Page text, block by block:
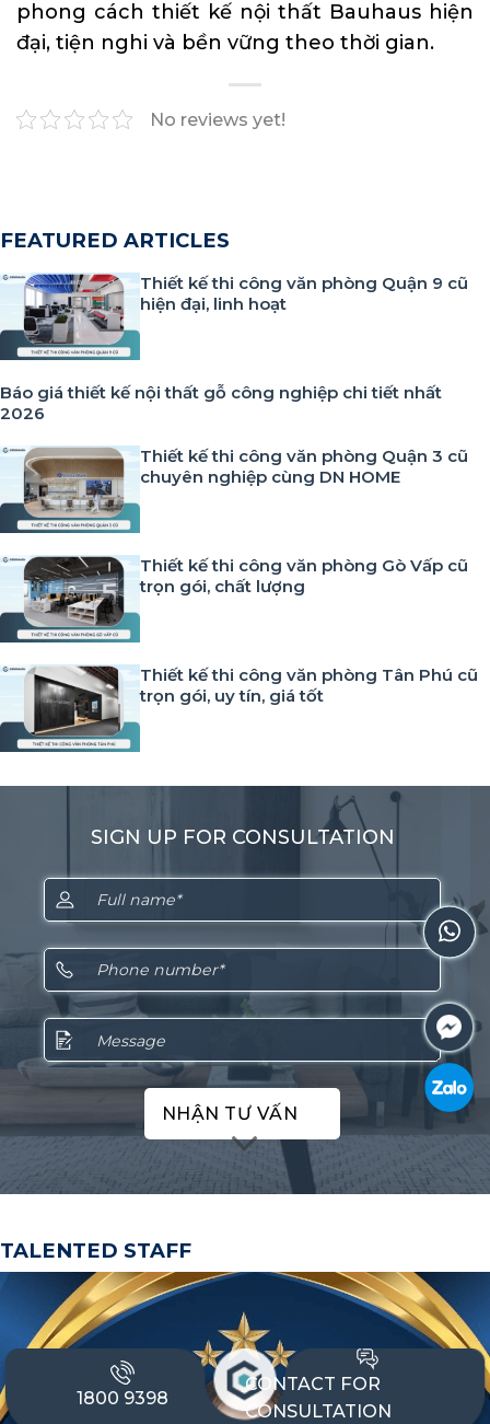
phong cách thiết kế nội thất Bauhaus hiện
đại, tiện nghi và bền vững theo thời gian.
No reviews yet!
FEATURED ARTICLES
Thiết kế thi công văn phòng Quận 9 cũ
hiện đại, linh hoạt
Báo giá thiết kế nội thất gỗ công nghiệp chi tiết nhất
2026
Thiết kế thi công văn phòng Quận 3 cũ
chuyên nghiệp cùng DN HOME
Thiết kế thi công văn phòng Gò Vấp cũ
trọn gói, chất lượng
Thiết kế thi công văn phòng Tân Phú cũ
trọn gói, uy tín, giá tốt
SIGN UP FOR CONSULTATION
NHẬN TƯ VẤN
TALENTED STAFF
1800 9398
CONTACT FOR
CONSULTATION